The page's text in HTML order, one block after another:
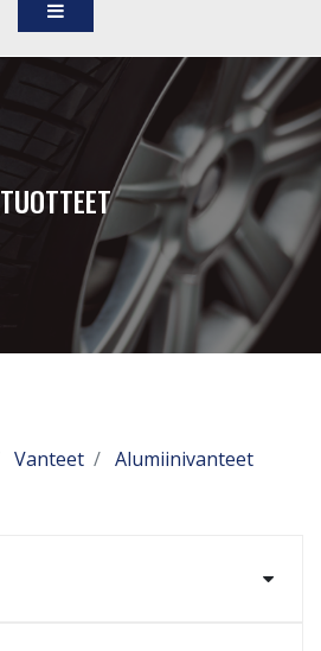
TUOTTEET
Vanteet
Alumiinivanteet